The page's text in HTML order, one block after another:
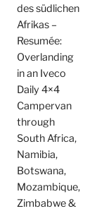
des südlichen
Afrikas –
Resumée:
Overlanding
in an Iveco
Daily 4×4
Campervan
through
South Africa,
Namibia,
Botswana,
Mozambique,
Zimbabwe &